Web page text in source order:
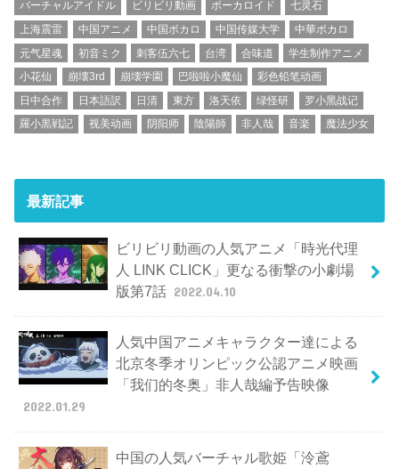
バーチャルアイドル
ビリビリ動画 ボーカロイド
七灵石
上海震雷
中国アニメ 中国ボカロ 中国传媒大学
中華ボカロ
元气星魂
初音ミク 刺客伍六七 台湾 合味道
学生制作アニメ
小花仙
崩壊3rd 崩壊学園 巴啦啦小魔仙
彩色铅笔动画
日中合作
日本語訳 日清 東方 洛天依 绿怪研
罗小黑战记
羅小黒戦記
视美动画 阴阳师 陰陽師 非人哉 音楽 魔法少女
最新記事
ビリビリ動画の人気アニメ「時光代理
人 LINK CLICK」更なる衝撃の小劇場
版第7話 2022.04.10
人気中国アニメキャラクター達による
北京冬季オリンピック公認アニメ映画
「我们的冬奥」非人哉編予告映像
2022.01.29
中国の人気バーチャル歌姫「泠鳶